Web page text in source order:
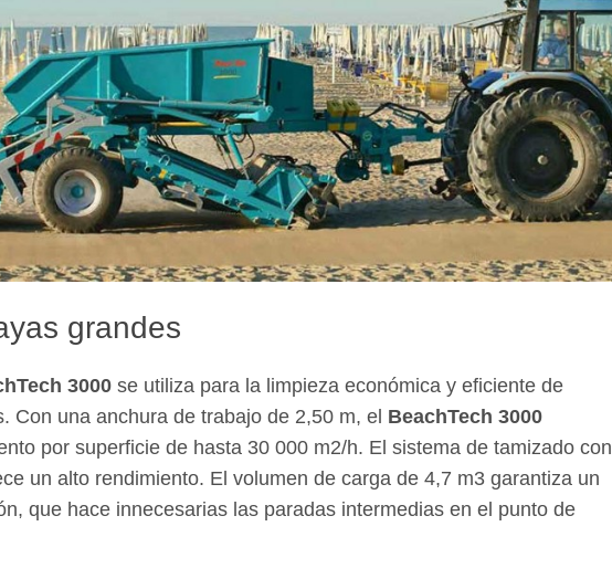
grandes
3000 se utiliza para la limpieza económica y eficiente de
Con una anchura de trabajo de 2,50 m, el BeachTech 3000
por superficie de hasta 30 000 m2/h. El sistema de tamizado con
un alto rendimiento. El volumen de carga de 4,7 m3 garantiza un
que hace innecesarias las paradas intermedias en el punto de